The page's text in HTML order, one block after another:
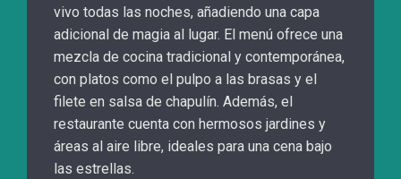
vivo todas las noches, añadiendo una capa
adicional de magia al lugar. El menú ofrece una
mezcla de cocina tradicional y contemporánea,
con platos como el pulpo a las brasas y el
filete en salsa de chapulín. Además, el
restaurante cuenta con hermosos jardines y
áreas al aire libre, ideales para una cena bajo
las estrellas.